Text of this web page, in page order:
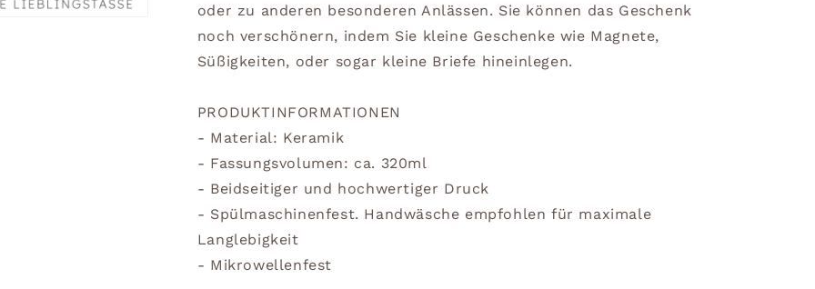
oder zu anderen besonderen Anlässen. Sie können das Geschenk
noch verschönern, indem Sie kleine Geschenke wie Magnete,
Süßigkeiten, oder sogar kleine Briefe hineinlegen.
PRODUKTINFORMATIONEN
- Material: Keramik
- Fassungsvolumen: ca. 320ml
- Beidseitiger und hochwertiger Druck
- Spülmaschinenfest. Handwäsche empfohlen für maximale
Langlebigkeit
- Mikrowellenfest